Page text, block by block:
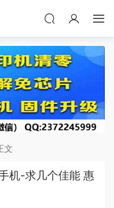
文
机-求几个佳能 惠